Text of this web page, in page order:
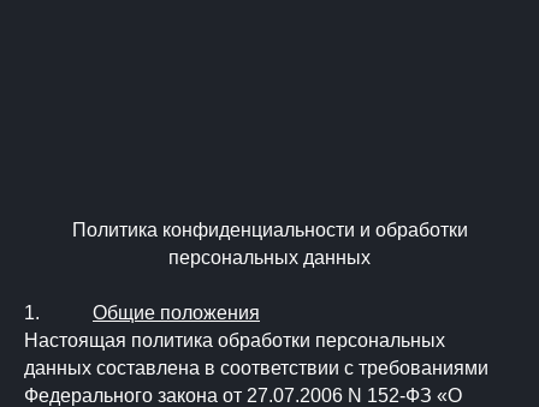
Политика конфиденциальности и обработки
персональных данных
1. Общие положения
Настоящая политика обработки персональных
данных составлена в соответствии с требованиями
Федерального закона от 27.07.2006 N 152-ФЗ «О